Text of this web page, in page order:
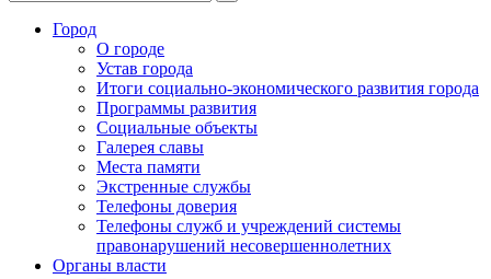
Город
О городе
Устав города
Итоги социально-экономического развития города
Программы развития
Социальные объекты
Галерея славы
Места памяти
Экстренные службы
Телефоны доверия
Телефоны служб и учреждений системы
правонарушений несовершеннолетних
Органы власти